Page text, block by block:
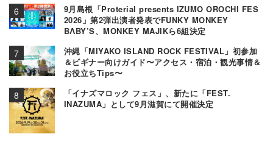
9月島根「Proterial presents IZUMO OROCHI FES
2026」第2弾出演者発表でFUNKY MONKEY
BΛBY’S、MONKEY MAJIKら6組決定
沖縄「MIYAKO ISLAND ROCK FESTIVAL」初参加
＆ビギナー向けガイド〜アクセス・宿泊・観光事情＆
お役立ちTips〜
「イナズマロック フェス」、新たに「FEST.
INAZUMA」として9月滋賀にて開催決定